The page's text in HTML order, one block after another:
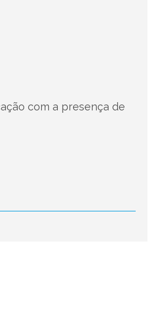
com a presença de